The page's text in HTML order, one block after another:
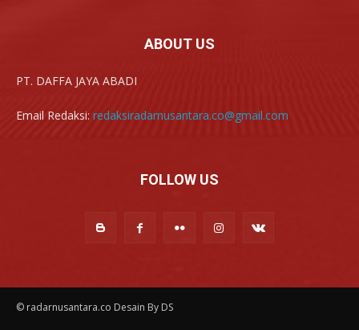
ABOUT US
PT. DAFFA JAYA ABADI
Email Redaksi: redaksiradarnusantara.co@gmail.com
FOLLOW US
© radarnusantara.co Desain By DS